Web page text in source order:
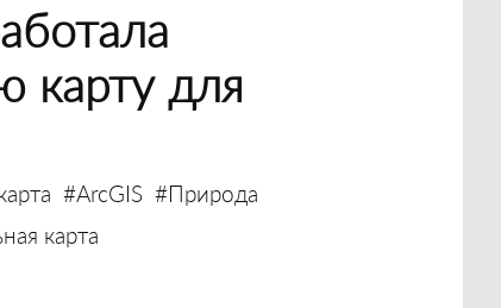
карту для
#ArcGIS #Природа
карта